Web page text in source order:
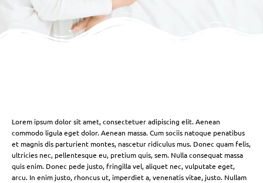
Lorem ipsum dolor sit amet, consectetuer adipiscing elit. Aenean
commodo ligula eget dolor. Aenean massa. Cum sociis natoque penatibus
et magnis dis parturient montes, nascetur ridiculus mus. Donec quam felis,
ultricies nec, pellentesque eu, pretium quis, sem. Nulla consequat massa
quis enim. Donec pede justo, fringilla vel, aliquet nec, vulputate eget,
arcu. In enim justo, rhoncus ut, imperdiet a, venenatis vitae, justo. Nullam